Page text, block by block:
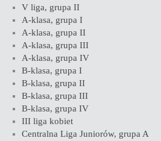
V liga, grupa II
A-klasa, grupa I
A-klasa, grupa II
A-klasa, grupa III
A-klasa, grupa IV
B-klasa, grupa I
B-klasa, grupa II
B-klasa, grupa III
B-klasa, grupa IV
III liga kobiet
Centralna Liga Juniorów, grupa A